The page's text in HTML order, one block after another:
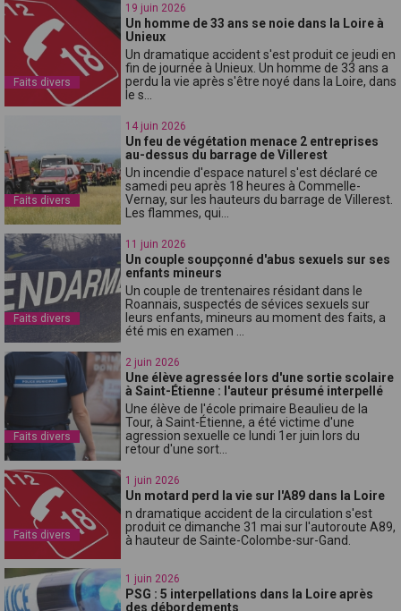
Faits divers
19 juin 2026
Un homme de 33 ans se noie dans la Loire à
Unieux
Un dramatique accident s'est produit ce jeudi en
fin de journée à Unieux. Un homme de 33 ans a
perdu la vie après s'être noyé dans la Loire, dans
le s...
Faits divers
14 juin 2026
Un feu de végétation menace 2 entreprises
au-dessus du barrage de Villerest
Un incendie d'espace naturel s'est déclaré ce
samedi peu après 18 heures à Commelle-
Vernay, sur les hauteurs du barrage de Villerest.
Les flammes, qui...
Faits divers
11 juin 2026
Un couple soupçonné d'abus sexuels sur ses
enfants mineurs
Un couple de trentenaires résidant dans le
Roannais, suspectés de sévices sexuels sur
leurs enfants, mineurs au moment des faits, a
été mis en examen ...
Faits divers
2 juin 2026
Une élève agressée lors d'une sortie scolaire
à Saint-Étienne : l'auteur présumé interpellé
Une élève de l'école primaire Beaulieu de la
Tour, à Saint-Étienne, a été victime d'une
agression sexuelle ce lundi 1er juin lors du
retour d'une sort...
Faits divers
1 juin 2026
Un motard perd la vie sur l'A89 dans la Loire
n dramatique accident de la circulation s'est
produit ce dimanche 31 mai sur l'autoroute A89,
à hauteur de Sainte-Colombe-sur-Gand.
1 juin 2026
PSG : 5 interpellations dans la Loire après
des débordements